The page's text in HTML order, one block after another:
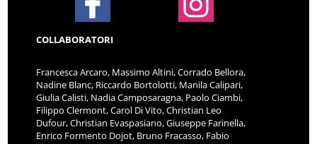
COLLABORATORI
Francesca Arcaro, Massimo Altini, Corrado Bellora,
Nadine Blanc, Riccardo Bortolotti, Manila Calipari,
Giulia Calisti, Nadia Camposaragna, Paolo Ciambi,
Filippo Clermont, Carol Di Vito, Christian Leo
Dufour, Christian Evaspasiano, Giuseppe Farinella,
Enrico Formento Dojot, Bruno Fracasso, Fabio